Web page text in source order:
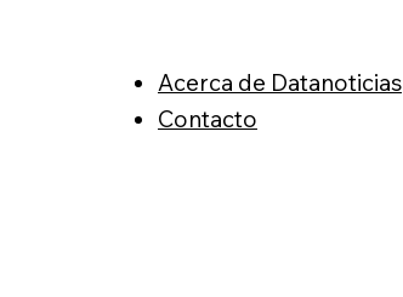
Acerca de Datanoticias
Contacto